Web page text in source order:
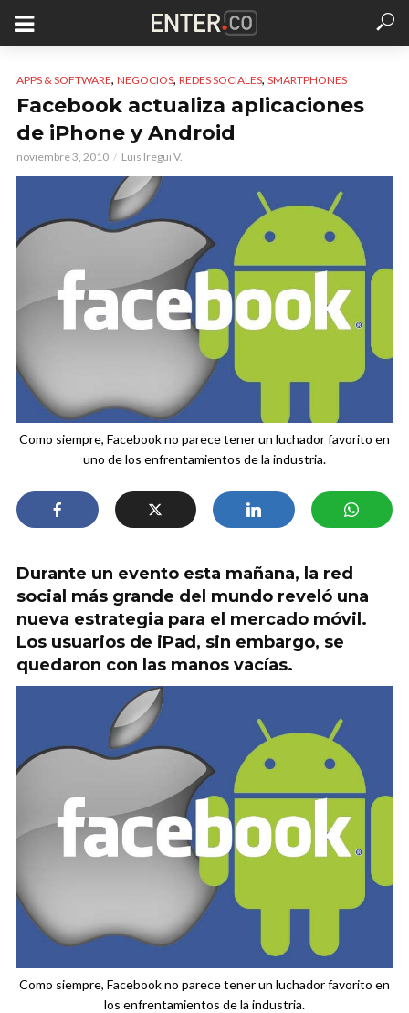
APPS & SOFTWARE, NEGOCIOS, REDES SOCIALES, SMARTPHONES
Facebook actualiza aplicaciones
de iPhone y Android
noviembre 3, 2010 Luis Iregui V.
Como siempre, Facebook no parece tener un luchador favorito en
uno de los enfrentamientos de la industria.
Durante un evento esta mañana, la red
social más grande del mundo reveló una
nueva estrategia para el mercado móvil.
Los usuarios de iPad, sin embargo, se
quedaron con las manos vacías.
Como siempre, Facebook no parece tener un luchador favorito en
los enfrentamientos de la industria.